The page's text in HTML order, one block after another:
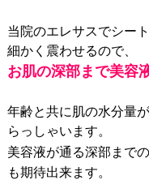
当院のエレサスでシー
細かく震わせるので、
お肌の深部まで美容
年齢と共に肌の水分量
らっしゃいます。
美容液が通る深部まで
も期待出来ます。